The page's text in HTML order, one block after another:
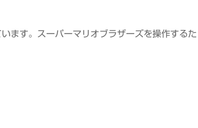
ます。スーパーマリオブラザーズを操作するた